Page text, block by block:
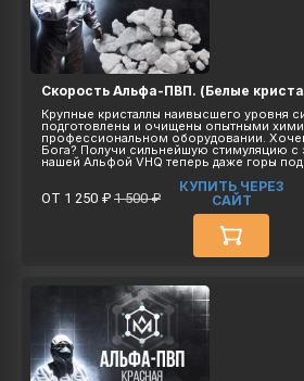
Скорость Альфа-ПВП. (Белые
Крупные кристаллы наивысшего уровня
подготовлены и очищены опытными
профессиональном оборудовании.
Бога? Получи сильнейшую стимуляцию
нашей Альфой VHQ теперь даже горы
ОТ 1 250 ₽ 1 500 ₽
КУПИТЬ ЧЕРЕЗ
САЙТ